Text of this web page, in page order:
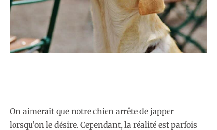
On aimerait que notre chien arrête de japper
lorsqu’on le désire. Cependant, la réalité est parfois